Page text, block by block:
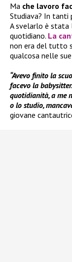
Ma che lavoro
Studiava? In tanti
A svelarlo è stata
quotidiano. La
non era del tutto
qualcosa nelle
“Avevo finito la
facevo la
quotidianità, a me
o lo studio,
giovane